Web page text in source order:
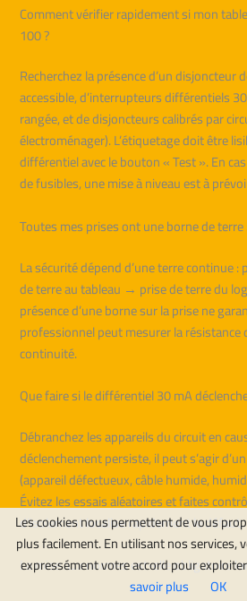
Comment vérifier rapidement si mon
100 ?
Recherchez la présence d’un disjoncteur
accessible, d’interrupteurs différentiels
rangée, et de disjoncteurs calibrés par
électroménager). L’étiquetage doit être
différentiel avec le bouton « Test ». En
de fusibles, une mise à niveau est à
Toutes mes prises ont une borne de
La sécurité dépend d’une terre
de terre au tableau → prise de terre du
présence d’une borne sur la prise ne
professionnel peut mesurer la résistance
continuité.
Que faire si le différentiel 30 mA
Débranchez les appareils du circuit en
déclenchement persiste, il peut s’agir
(appareil défectueux, câble humide,
Évitez les essais aléatoires et faites
d’isolement localise rapidement le défaut.
La mise aux normes est-elle obligatoire
Les cookies nous permettent de vous
plus facilement. En utilisant nos services,
expressément votre accord pour
savoir plus
OK